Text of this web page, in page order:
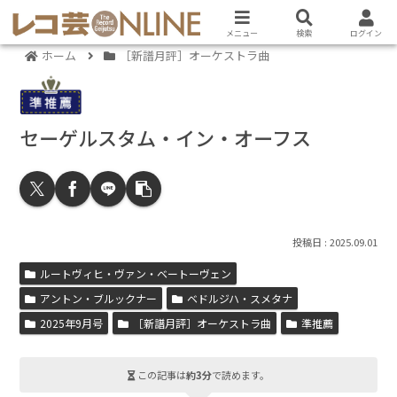
ホーム ［新譜月評］オーケストラ曲
セーゲルスタム・イン・オーフス
2025.09.01
ルートヴィヒ・ヴァン・ベートーヴェン
アントン・ブルックナー
ベドルジハ・スメタナ
2025年9月号
［新譜月評］オーケストラ曲 準推薦
この記事は約3分で読めます。
メニュー 検索 ログイン